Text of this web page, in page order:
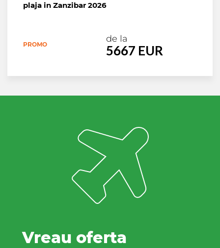
plaja in Zanzibar 2026
PROMO
de la
5667 EUR
Vreau oferta